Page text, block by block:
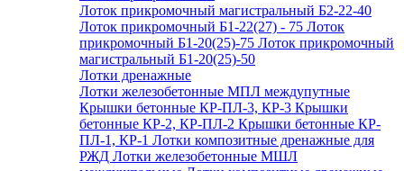
Лоток прикромочный магистральный Б2-22-40
Лоток прикромочный Б1-22(27) - 75 Лоток
прикромочный Б1-20(25)-75 Лоток прикромочный
магистральный Б1-20(25)-50
Лотки дренажные
Лотки железобетонные МПЛ междупутные
Крышки бетонные КР-ПЛ-3, КР-3 Крышки
бетонные КР-2, КР-ПЛ-2 Крышки бетонные КР-
ПЛ-1, КР-1 Лотки композитные дренажные для
РЖД Лотки железобетонные МШЛ